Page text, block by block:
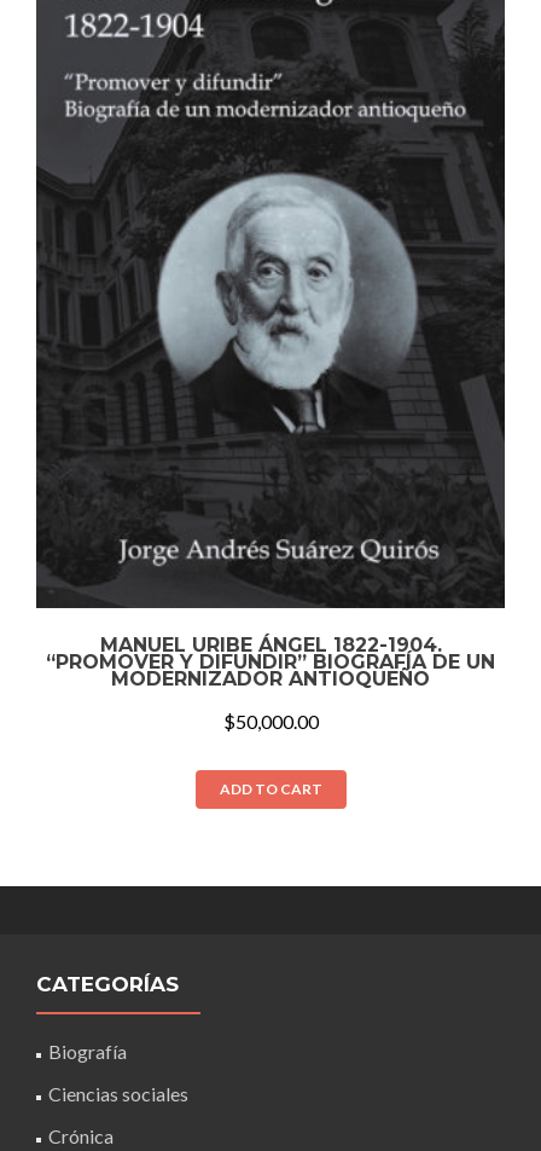
MANUEL URIBE ÁNGEL 1822-1904.
“PROMOVER Y DIFUNDIR” BIOGRAFÍA DE UN
MODERNIZADOR ANTIOQUEÑO
$50,000.00
ADD TO CART
CATEGORÍAS
Biografía
Ciencias sociales
Crónica